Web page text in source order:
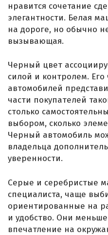
нравится сочетание
элегантности. Белая
на дороге, но обычно
вызывающая.
Черный цвет
силой и контролем. Его
автомобилей
части покупателей
столько
выбором, сколько
Черный автомобиль
владельца
уверенности.
Серые и серебристые
специалиста, чаще
ориентированные на
и удобство. Они
впечатление на